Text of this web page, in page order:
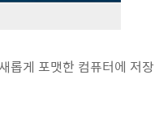
롭게 포맷한 컴퓨터에 저장